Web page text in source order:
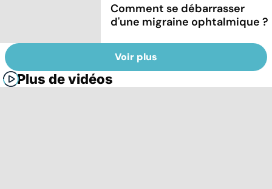
Comment se débarrasser
d'une migraine ophtalmique ?
Voir plus
Plus de vidéos